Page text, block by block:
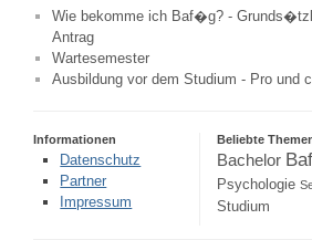
Wie bekomme ich Baf�g? -
Antrag
Wartesemester
Ausbildung vor dem Studium - Pro und
Informationen
Datenschutz
Partner
Impressum
Beliebte
Bachelor
Psychologie
Studium